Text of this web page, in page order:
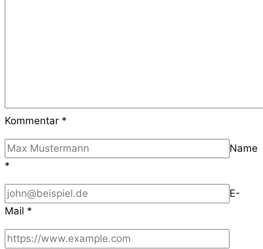
Kommentar *
Name
*
E-
Mail *